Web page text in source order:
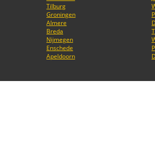
Tilburg
Groningen
Almere
Breda
Nijmegen
Enschede
Apeldoorn